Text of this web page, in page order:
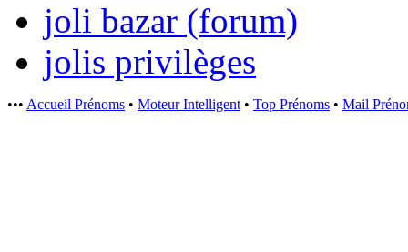
joli bazar (forum)
jolis privilèges
••• Accueil Prénoms • Moteur Intelligent • Top Prénoms • Mail